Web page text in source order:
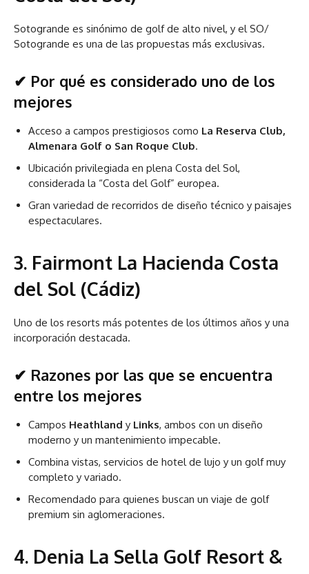
Sotogrande es sinónimo de golf de alto nivel, y el SO/
Sotogrande es una de las propuestas más exclusivas.
✔ Por qué es considerado uno de los
mejores
Acceso a campos prestigiosos como La Reserva Club,
Almenara Golf o San Roque Club.
Ubicación privilegiada en plena Costa del Sol,
considerada la “Costa del Golf” europea.
Gran variedad de recorridos de diseño técnico y paisajes
espectaculares.
3. Fairmont La Hacienda Costa
del Sol (Cádiz)
Uno de los resorts más potentes de los últimos años y una
incorporación destacada.
✔ Razones por las que se encuentra
entre los mejores
Campos Heathland y Links, ambos con un diseño
moderno y un mantenimiento impecable.
Combina vistas, servicios de hotel de lujo y un golf muy
completo y variado.
Recomendado para quienes buscan un viaje de golf
premium sin aglomeraciones.
4. Denia La Sella Golf Resort &